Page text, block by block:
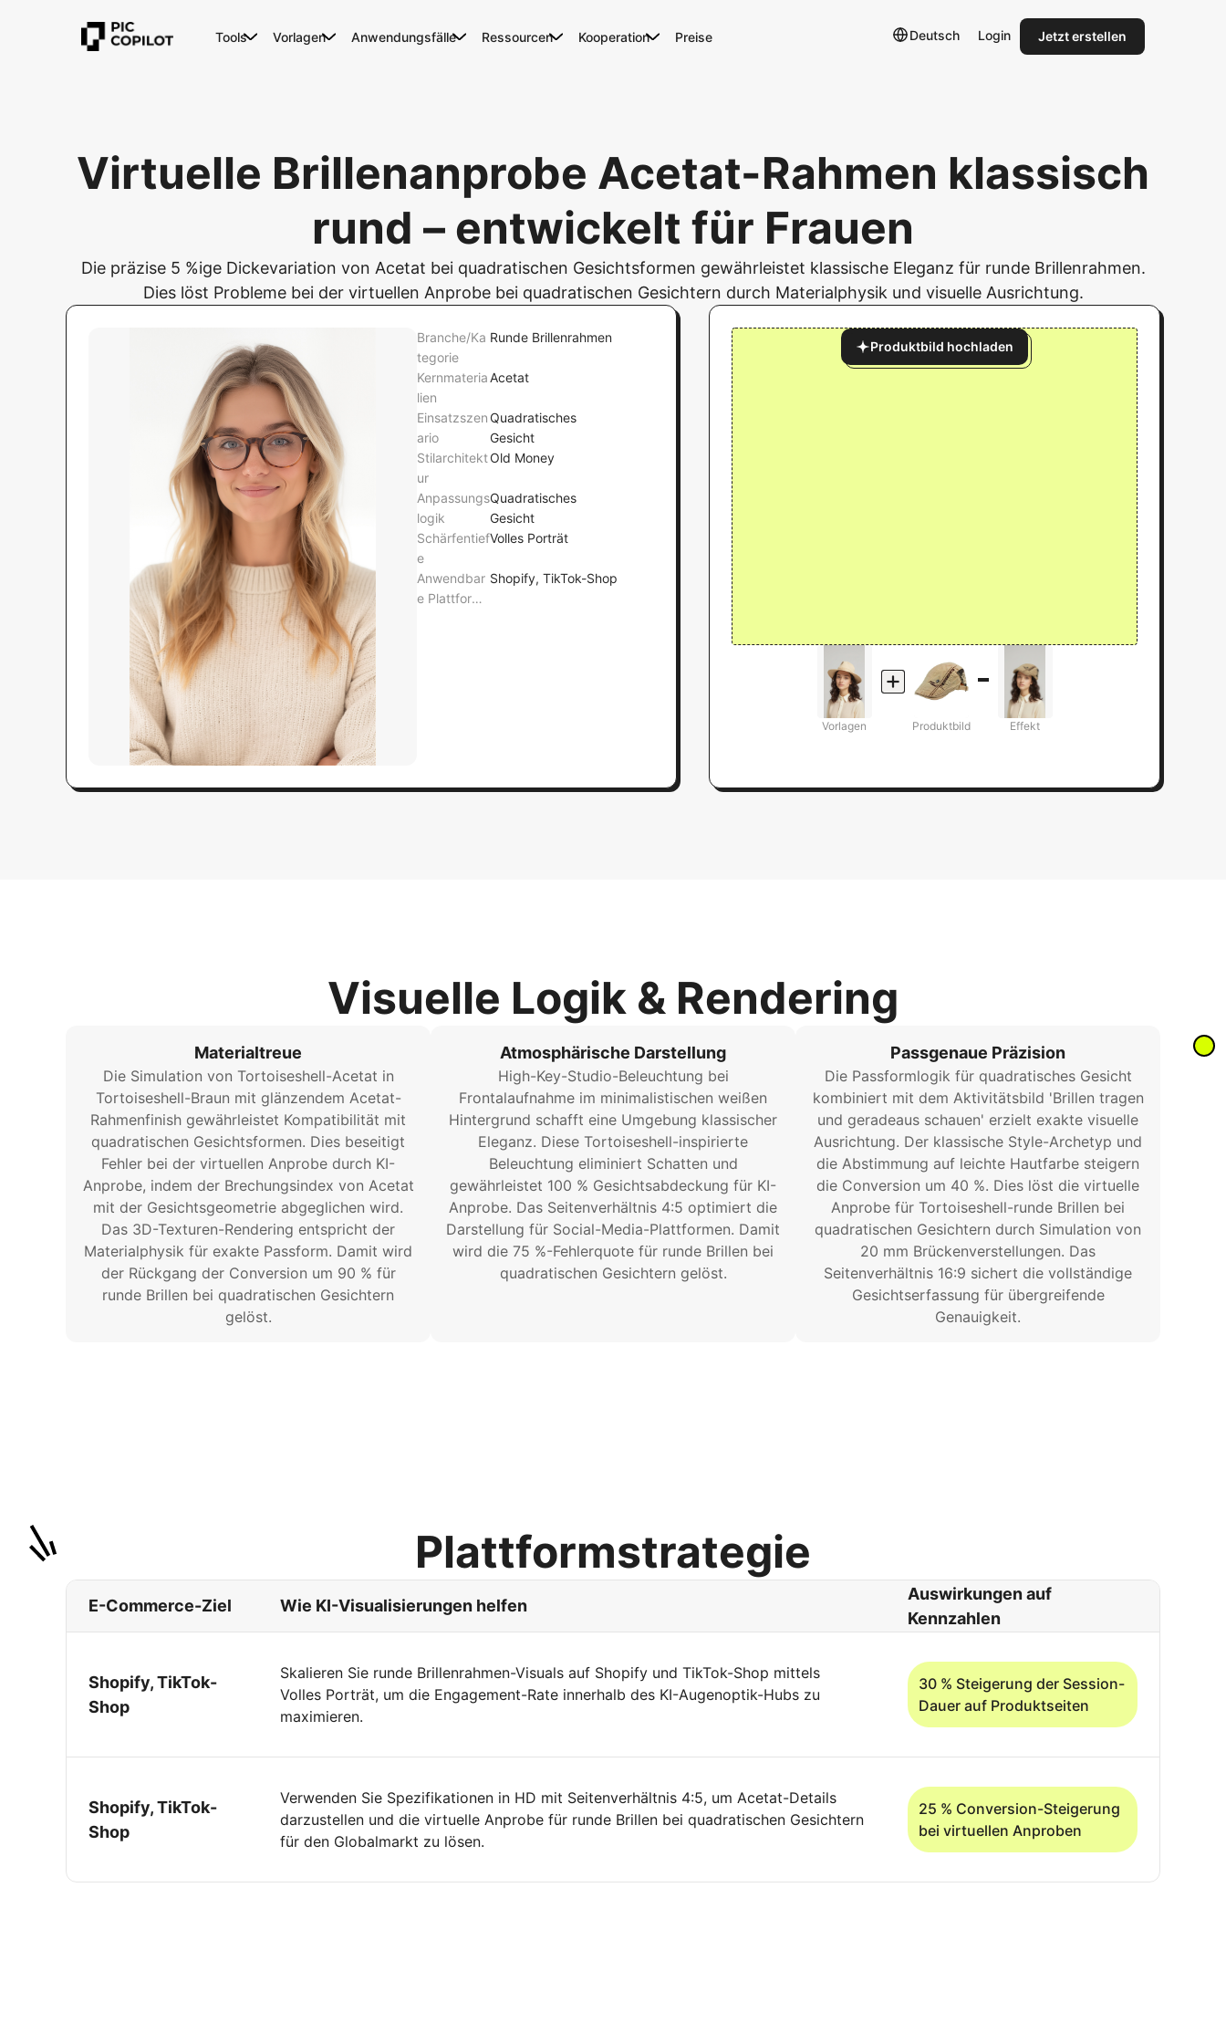
Tools Vorlagen Anwendungsfälle Ressourcen Kooperation Preise Deutsch Login Jetzt erstellen
Virtuelle Brillenanprobe Acetat-Rahmen klassisch
rund – entwickelt für Frauen
Die präzise 5 %ige Dickevariation von Acetat bei quadratischen Gesichtsformen gewährleistet klassische Eleganz für runde Brillenrahmen.
Dies löst Probleme bei der virtuellen Anprobe bei quadratischen Gesichtern durch Materialphysik und visuelle Ausrichtung.
Branche/Ka
tegorie
Runde Brillenrahmen
Kernmateria
lien
Acetat
Einsatzszen
ario
Quadratisches
Gesicht
Stilarchitekt
ur
Old Money
Anpassungs
logik
Quadratisches
Gesicht
Schärfentief
e
Volles Porträt
Anwendbar
e Plattforme
Shopify, TikTok-Shop
Produktbild hochladen
Vorlagen Produktbild Effekt
Visuelle Logik & Rendering
Materialtreue
Die Simulation von Tortoiseshell-Acetat in
Tortoiseshell-Braun mit glänzendem Acetat-
Rahmenfinish gewährleistet Kompatibilität mit
quadratischen Gesichtsformen. Dies beseitigt
Fehler bei der virtuellen Anprobe durch KI-
Anprobe, indem der Brechungsindex von Acetat
mit der Gesichtsgeometrie abgeglichen wird.
Das 3D-Texturen-Rendering entspricht der
Materialphysik für exakte Passform. Damit wird
der Rückgang der Conversion um 90 % für
runde Brillen bei quadratischen Gesichtern
gelöst.
Atmosphärische Darstellung
High-Key-Studio-Beleuchtung bei
Frontalaufnahme im minimalistischen weißen
Hintergrund schafft eine Umgebung klassischer
Eleganz. Diese Tortoiseshell-inspirierte
Beleuchtung eliminiert Schatten und
gewährleistet 100 % Gesichtsabdeckung für KI-
Anprobe. Das Seitenverhältnis 4:5 optimiert die
Darstellung für Social-Media-Plattformen. Damit
wird die 75 %-Fehlerquote für runde Brillen bei
quadratischen Gesichtern gelöst.
Passgenaue Präzision
Die Passformlogik für quadratisches Gesicht
kombiniert mit dem Aktivitätsbild 'Brillen tragen
und geradeaus schauen' erzielt exakte visuelle
Ausrichtung. Der klassische Style-Archetyp und
die Abstimmung auf leichte Hautfarbe steigern
die Conversion um 40 %. Dies löst die virtuelle
Anprobe für Tortoiseshell-runde Brillen bei
quadratischen Gesichtern durch Simulation von
20 mm Brückenverstellungen. Das
Seitenverhältnis 16:9 sichert die vollständige
Gesichtserfassung für übergreifende
Genauigkeit.
Plattformstrategie
E-Commerce-Ziel Wie KI-Visualisierungen helfen
Auswirkungen auf
Kennzahlen
Shopify, TikTok-
Shop
Skalieren Sie runde Brillenrahmen-Visuals auf Shopify und TikTok-Shop mittels
Volles Porträt, um die Engagement-Rate innerhalb des KI-Augenoptik-Hubs zu
maximieren.
30 % Steigerung der Session-
Dauer auf Produktseiten
Shopify, TikTok-
Shop
Verwenden Sie Spezifikationen in HD mit Seitenverhältnis 4:5, um Acetat-Details
darzustellen und die virtuelle Anprobe für runde Brillen bei quadratischen Gesichtern
für den Globalmarkt zu lösen.
25 % Conversion-Steigerung
bei virtuellen Anproben